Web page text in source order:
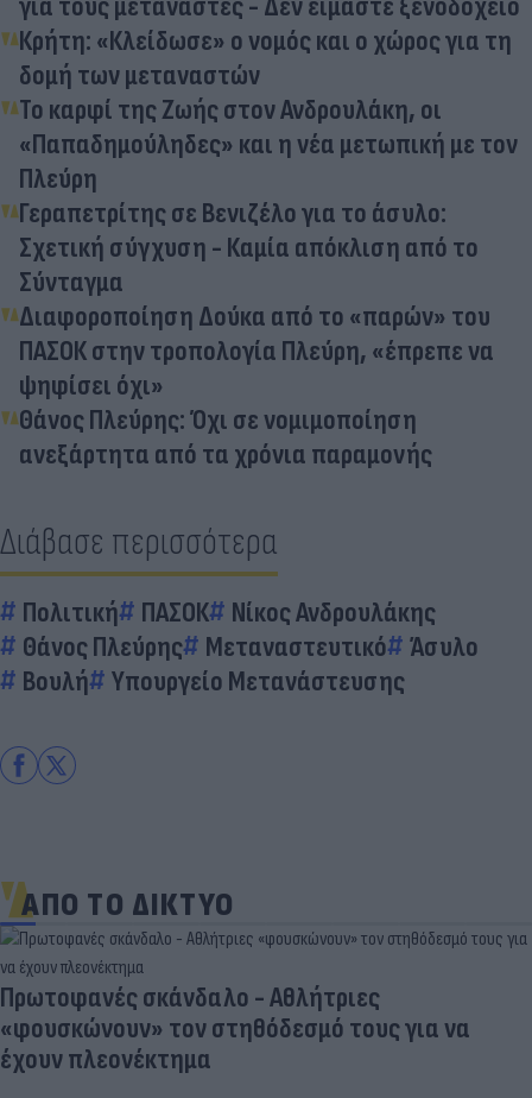
Κρήτη: «Κλείδωσε» ο νομός και ο χώρος για τη
δομή των μεταναστών
Το καρφί της Ζωής στον Ανδρουλάκη, οι
«Παπαδημούληδες» και η νέα μετωπική με τον
Πλεύρη
Γεραπετρίτης σε Βενιζέλο για το άσυλο:
Σχετική σύγχυση - Καμία απόκλιση από το
Σύνταγμα
Διαφοροποίηση Δούκα από το «παρών» του
ΠΑΣΟΚ στην τροπολογία Πλεύρη, «έπρεπε να
ψηφίσει όχι»
Θάνος Πλεύρης: Όχι σε νομιμοποίηση
ανεξάρτητα από τα χρόνια παραμονής
Διάβασε περισσότερα
Πολιτική ΠΑΣΟΚ
Νίκος Ανδρουλάκης
Θάνος Πλεύρης
Μεταναστευτικό
Άσυλο
Βουλή
Υπουργείο Μετανάστευσης
ΑΠΟ ΤΟ ΔΙΚΤΥΟ
Πρωτοφανές σκάνδαλο - Aθλήτριες
«φουσκώνουν» τον στηθόδεσμό τους για να
έχουν πλεονέκτημα